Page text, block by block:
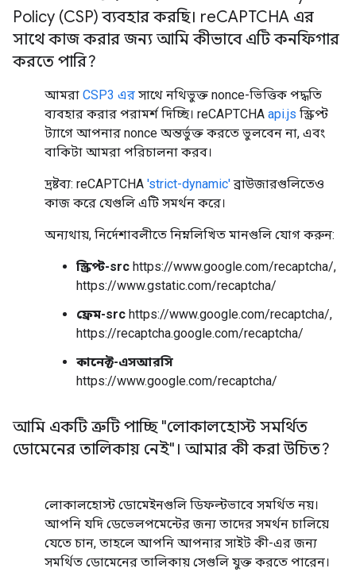
Policy (CSP) ব্যবহার করছি। reCAPTCHA এর
সাথে কাজ করার জন্য আমি কীভাবে এটি কনফিগার
করতে পারি?
আমরা CSP3 এর সাথে নথিভুক্ত nonce-ভিত্তিক পদ্ধতি
ব্যবহার করার পরামর্শ দিচ্ছি। reCAPTCHA api.js স্ক্রিপ্ট
ট্যাগে আপনার nonce অন্তর্ভুক্ত করতে ভুলবেন না, এবং
বাকিটা আমরা পরিচালনা করব।
দ্রষ্টব্য: reCAPTCHA 'strict-dynamic'ব্রাউজারগুলিতেও
কাজ করে যেগুলি এটি সমর্থন করে।
অন্যথায়, নির্দেশাবলীতে নিম্নলিখিত মানগুলি যোগ করুন:
স্ক্রিপ্ট-src https://www.google.com/recaptcha/,
https://www.gstatic.com/recaptcha/
ফ্রেম-src https://www.google.com/recaptcha/,
https://recaptcha.google.com/recaptcha/
কানেক্ট-এসআরসি
https://www.google.com/recaptcha/
আমি একটি ত্রুটি পাচ্ছি "লোকালহোস্ট সমর্থিত
ডোমেনের তালিকায় নেই"। আমার কী করা উচিত?
লোকালহোস্ট ডোমেইনগুলি ডিফল্টভাবে সমর্থিত নয়।
আপনি যদি ডেভেলপমেন্টের জন্য তাদের সমর্থন চালিয়ে
যেতে চান, তাহলে আপনি আপনার সাইট কী-এর জন্য
সমর্থিত ডোমেনের তালিকায় সেগুলি যুক্ত করতে পারেন।